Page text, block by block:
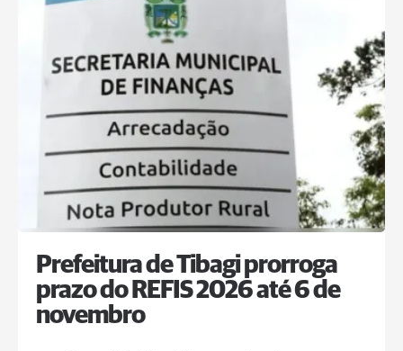
Prefeitura de Tibagi prorroga
prazo do REFIS 2026 até 6 de
novembro